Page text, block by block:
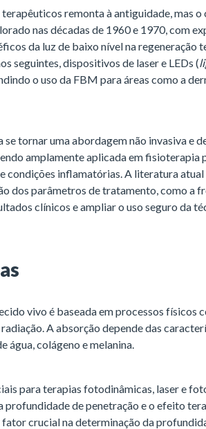
remonta à antiguidade, mas
nas décadas de 1960 e 1970, com
da luz de baixo nível na regeneração
seguintes, dispositivos de laser e LEDs (
o uso da FBM para áreas como a
tornar uma abordagem não invasiva e
amplamente aplicada em fisioterapia
condições inflamatórias. A literatura
dos parâmetros de tratamento, como a
clínicos e ampliar o uso seguro da
vivo é baseada em processos físicos
A absorção depende das
água, colágeno e melanina.
para terapias fotodinâmicas, laser e
profundidade de penetração e o efeito
crucial na determinação da